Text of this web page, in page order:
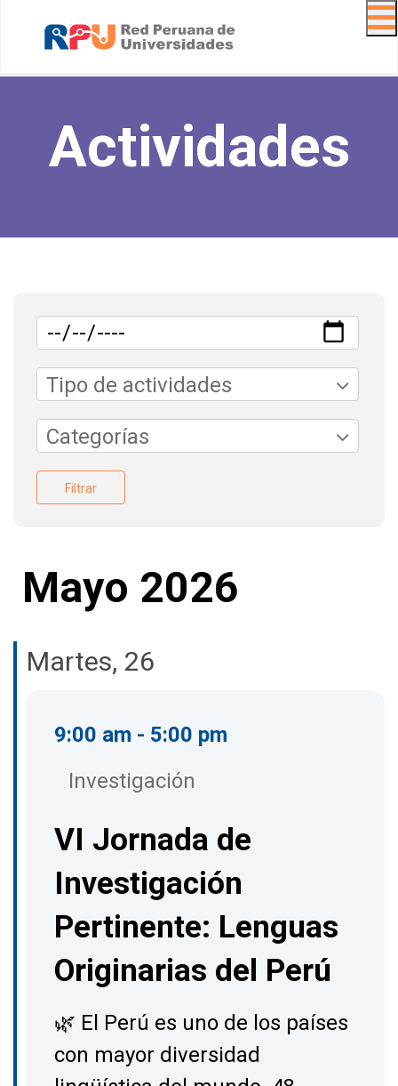
Actividades
Tipo de actividades
Categorías
Filtrar
Mayo 2026
Martes, 26
9:00 am - 5:00 pm
Investigación
VI Jornada de
Investigación
Pertinente: Lenguas
Originarias del Perú
🌿 El Perú es uno de los países
con mayor diversidad